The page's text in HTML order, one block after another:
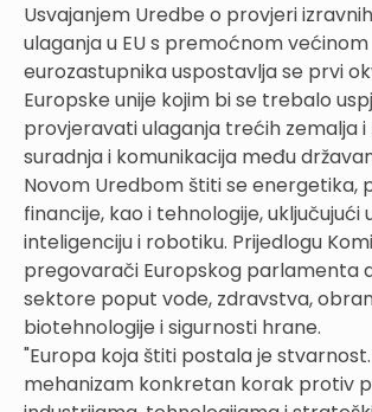
Usvajanjem Uredbe o provjeri
ulaganja u EU s premoćnom većinom
eurozastupnika uspostavlja se prvi
Europske unije kojim bi se trebalo
provjeravati ulaganja trećih zemalja
suradnja i komunikacija među
Novom Uredbom štiti se energetika,
financije, kao i tehnologije, uključujući
inteligenciju i robotiku. Prijedlogu
pregovarači Europskog parlamenta
sektore poput vode, zdravstva,
biotehnologije i sigurnosti hrane.
"Europa koja štiti postala je stvarnost.
mehanizam konkretan korak protiv